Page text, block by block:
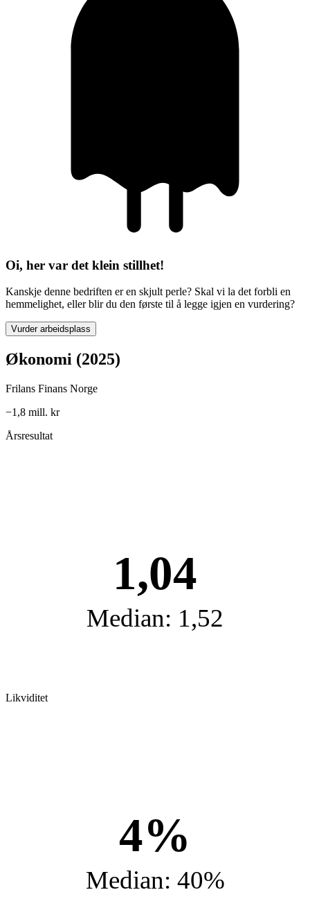
Oi, her var det klein stillhet!
Kanskje denne bedriften er en skjult perle? Skal vi la det forbli en
hemmelighet, eller blir du den første til å legge igjen en vurdering?
Vurder arbeidsplass
Økonomi (2025)
Frilans Finans Norge
−1,8 mill. kr
Årsresultat
1,04
Median: 1,52
Likviditet
4%
Median: 40%